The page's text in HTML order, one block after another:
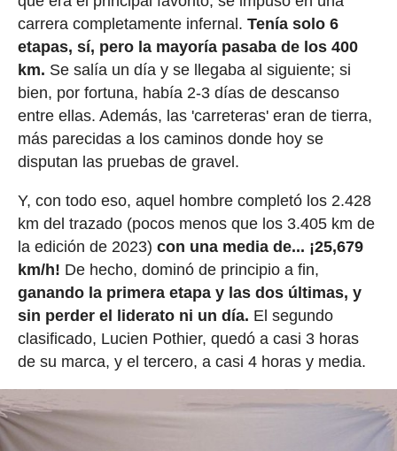
carrera completamente infernal. Tenía solo 6
etapas, sí, pero la mayoría pasaba de los 400
km. Se salía un día y se llegaba al siguiente; si
bien, por fortuna, había 2-3 días de descanso
entre ellas. Además, las 'carreteras' eran de tierra,
más parecidas a los caminos donde hoy se
disputan las pruebas de gravel.
Y, con todo eso, aquel hombre completó los 2.428
km del trazado (pocos menos que los 3.405 km de
la edición de 2023) con una media de... ¡25,679
km/h! De hecho, dominó de principio a fin,
ganando la primera etapa y las dos últimas, y
sin perder el liderato ni un día. El segundo
clasificado, Lucien Pothier, quedó a casi 3 horas
de su marca, y el tercero, a casi 4 horas y media.